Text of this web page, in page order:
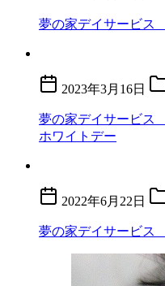
夢の家デイサービス
2023年3月16日
夢の家デイサービス
ホワイトデー
2022年6月22日
夢の家デイサービス